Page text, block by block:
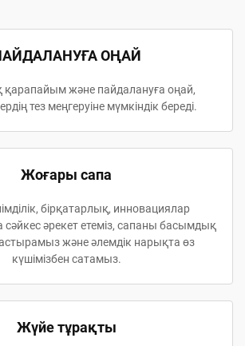
ОҢАЙ
және пайдалануға оңай,
тез меңгеруіне мүмкіндік береді.
Жоғары сапа
бірқатарлық, инновациялар
әрекет етеміз, сапаны басымдық
және әлемдік нарықта өз
күшімізбен сатамыз.
Жүйе тұрақты